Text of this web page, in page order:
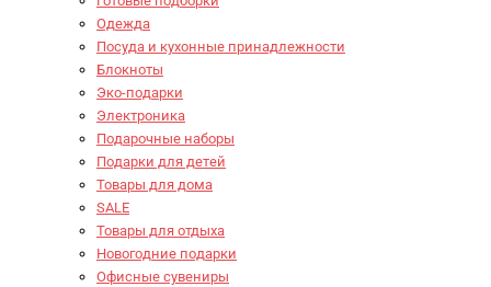
Одежда
Посуда и кухонные принадлежности
Блокноты
Эко-подарки
Электроника
Подарочные наборы
Подарки для детей
Товары для дома
SALE
Товары для отдыха
Новогодние подарки
Офисные сувениры